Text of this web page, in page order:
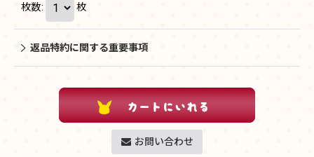
枚数: 枚
返品特約に関する重要事項
お問い合わせ